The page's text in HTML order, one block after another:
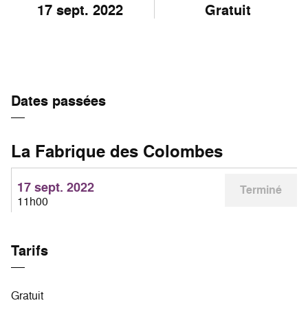
17sept. 2022 Gratuit
Dates passées
La Fabrique des Colombes
17 sept. 2022
11h00
Terminé
Tarifs
Gratuit